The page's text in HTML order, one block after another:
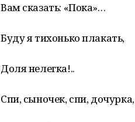
Вам сказать: «Пока»…
Буду я тихонько плакать,
Доля нелегка!..
Спи, сыночек, спи, дочурка,